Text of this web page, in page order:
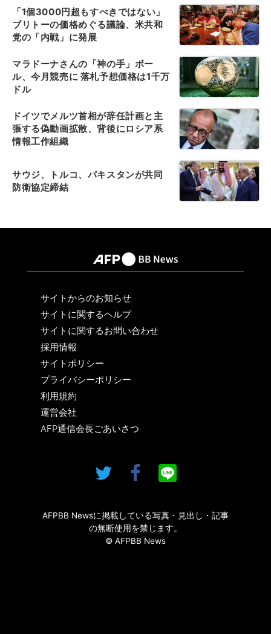
「1個3000円超もすべきではない」
ブリトーの価格めぐる議論、米共和
党の「内戦」に発展
マラドーナさんの「神の手」ボー
ル、今月競売に 落札予想価格は1千万
ドル
ドイツでメルツ首相が辞任計画と主
張する偽動画拡散、背後にロシア系
情報工作組織
サウジ、トルコ、パキスタンが共同
防衛協定締結
サイトからのお知らせ
サイトに関するヘルプ
サイトに関するお問い合わせ
採用情報
サイトポリシー
プライバシーポリシー
利用規約
運営会社
AFP通信会長ごあいさつ
AFPBB Newsに掲載している写真・見出し・記事
の無断使用を禁じます。
© AFPBB News